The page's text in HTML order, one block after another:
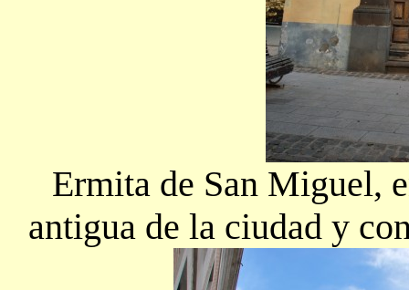
Ermita de San Miguel,
antigua de la ciudad y